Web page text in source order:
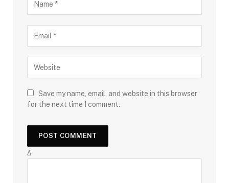
Save my name, email, and website in this browser
for the next time I comment.
Δ